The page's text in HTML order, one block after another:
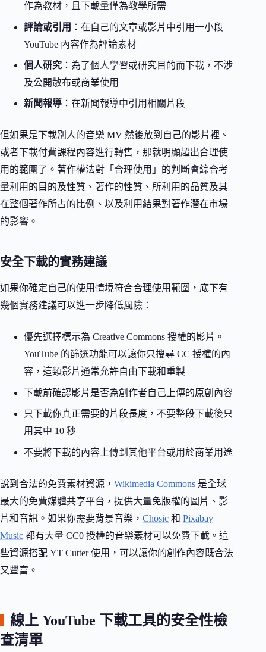
作為教材，且下載量僅為教學所需
評論或引用 ：在自己的文章或影片中引用一小段
YouTube 內容作為評論素材
個人研究 ：為了個人學習或研究目的而下載，不涉
及公開散布或商業使用
新聞報導：在新聞報導中引用相關片段
但如果是下載別人的音樂 MV 然後放到自己的影片裡、
或者下載付費課程內容進行轉售，那就明顯超出合理使
用的範圍了。著作權法對「合理使用」的判斷會綜合考
量利用的目的及性質、著作的性質、所利用的品質及其
在整個著作所占的比例、以及利用結果對著作潛在市場
的影響。
安全下載的實務建議
如果你確定自己的使用情境符合合理使用範圍，底下有
幾個實務建議可以進一步降低風險：
優先選擇標示為 Creative Commons 授權的影片。
YouTube 的篩選功能可以讓你只搜尋 CC 授權的內
容，這類影片通常允許自由下載和重製
下載前確認影片是否為創作者自己上傳的原創內容
只下載你真正需要的片段長度，不要整段下載後只
用其中 10 秒
不要將下載的內容上傳到其他平台或用於商業用途
說到合法的免費素材資源， Wikimedia Commons 是全球
最大的免費媒體共享平台，提供大量免版權的圖片、影
片和音訊。如果你需要背景音樂， Chosic 和 Pixabay
Music 都有大量 CC0 授權的音樂素材可以免費下載。這
些資源搭配 YT Cutter 使用，可以讓你的創作內容既合法
又豐富。
線上 YouTube 下載工具的安全性檢
查清單